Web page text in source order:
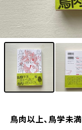
鳥肉以上、鳥学未満